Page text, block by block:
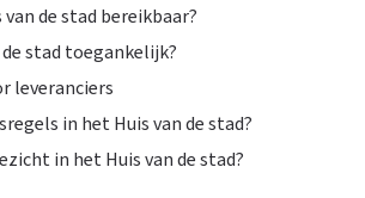
de stad bereikbaar?
stad toegankelijk?
leveranciers
in het Huis van de stad?
in het Huis van de stad?